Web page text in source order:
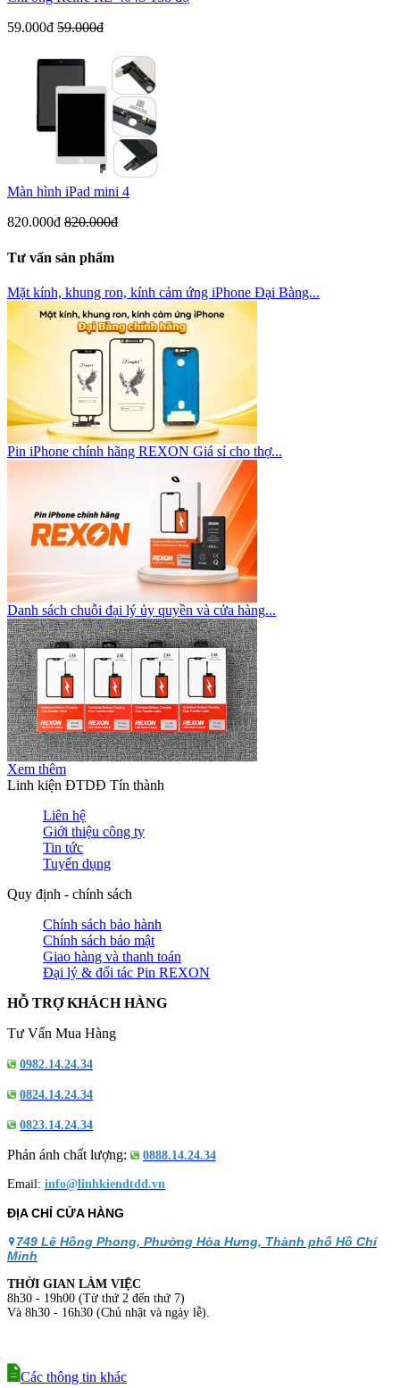
59.000đ 59.000đ
Màn hình iPad mini 4
820.000đ 820.000đ
Tư vấn sản phẩm
Mặt kính, khung ron, kính cảm ứng iPhone Đại Bàng...
Pin iPhone chính hãng REXON Giá sỉ cho thợ...
Danh sách chuỗi đại lý ủy quyền và cửa hàng...
Xem thêm
Linh kiện ĐTDĐ Tín thành
Liên hệ
Giới thiệu công ty
Tin tức
Tuyển dụng
Quy định - chính sách
Chính sách bảo hành
Chính sách bảo mật
Giao hàng và thanh toán
Đại lý & đối tác Pin REXON
HỖ TRỢ KHÁCH HÀNG
Tư Vấn Mua Hàng
0982.14.24.34
0824.14.24.34
0823.14.24.34
Phản ánh chất lượng: 0888.14.24.34
Email: info@linhkiendtdd.vn
ĐỊA CHỈ CỬA HÀNG
749 Lê Hồng Phong, Phường Hòa Hưng, Thành phố Hồ Chí
Minh
THỜI GIAN LÀM VIỆC
8h30 - 19h00 (Từ thứ 2 đến thứ 7)
Và 8h30 - 16h30 (Chủ nhật và ngày lễ).
Các thông tin khác